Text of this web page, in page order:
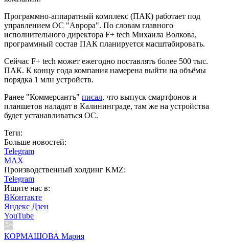
Программно-аппаратный комплекс (ПАК) работает под
управлением ОС "Аврора". По словам главного
исполнительного директора F+ tech Михаила Волкова,
программный состав ПАК планируется масштабировать.
Сейчас F+ tech может ежегодно поставлять более 500 тыс.
ПАК. К концу года компания намерена выйти на объёмы
порядка 1 млн устройств.
Ранее "Коммерсантъ" писал, что выпуск смартфонов и
планшетов наладят в Калининграде, там же на устройства
будет устанавливаться ОС.
Теги:
Больше новостей:
Telegram
MAX
Производственный холдинг KMZ:
Telegram
Ищите нас в:
ВКонтакте
Яндекс Дзен
YouTube
КОРМАШОВА Мария